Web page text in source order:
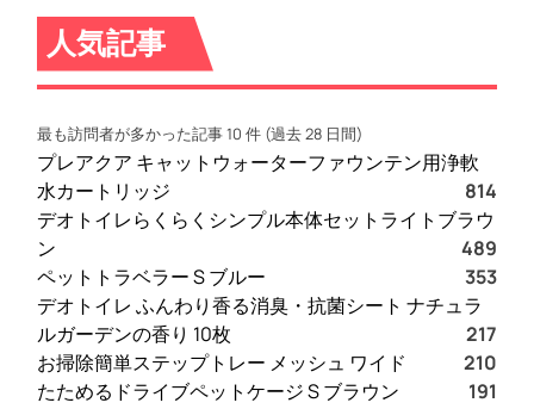
人気記事
最も訪問者が多かった記事 10 件 (過去 28 日間)
プレアクア キャットウォーターファウンテン用浄軟
水カートリッジ
814
デオトイレらくらくシンプル本体セットライトブラウ
ン
489
ペットトラベラー S ブルー
353
デオトイレ ふんわり香る消臭・抗菌シート ナチュラ
ルガーデンの香り 10枚
217
お掃除簡単ステップトレー メッシュ ワイド
210
たためるドライブペットケージ S ブラウン
191